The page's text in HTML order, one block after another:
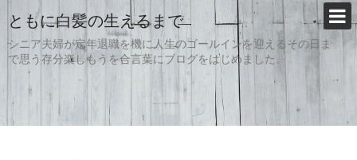
ともに白髪の生えるまで
シニア夫婦が定年退職を機に人生のゴールインを迎えるその日ま
で思う存分楽しもうを合言葉にブログをはじめました。